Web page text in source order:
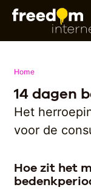
Home
14 dagen
Het
voor de
Hoe zit het